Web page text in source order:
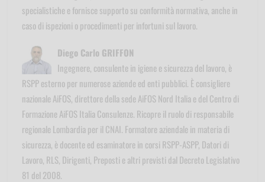
specialistiche e fornisce supporto su conformità normativa, anche in
caso di ispezioni o procedimenti per infortuni sul lavoro.
Diego Carlo GRIFFON
Ingegnere, consulente in igiene e sicurezza del lavoro, è
RSPP esterno per numerose aziende ed enti pubblici. È consigliere
nazionale AiFOS, direttore della sede AiFOS Nord Italia e del Centro di
Formazione AiFOS Italia Consulenze. Ricopre il ruolo di responsabile
regionale Lombardia per il CNAI. Formatore aziendale in materia di
sicurezza, è docente ed esaminatore in corsi RSPP-ASPP, Datori di
Lavoro, RLS, Dirigenti, Preposti e altri previsti dal Decreto Legislativo
81 del 2008.